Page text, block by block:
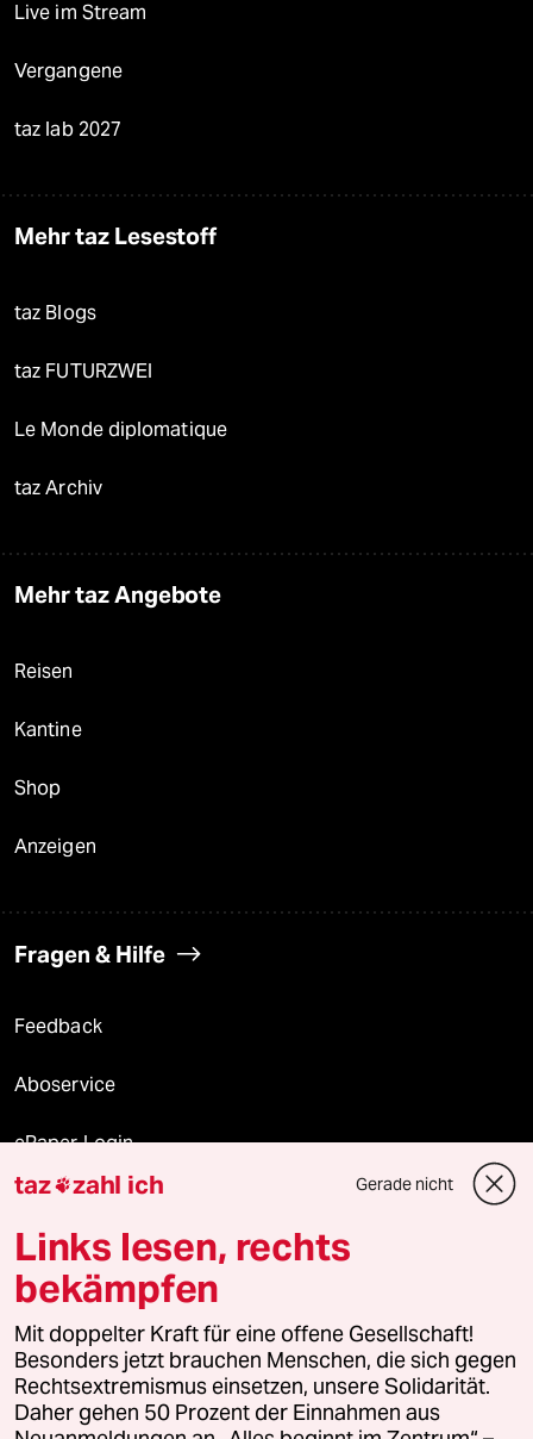
Live im Stream
Vergangene
taz lab 2027
Mehr taz Lesestoff
taz Blogs
taz FUTURZWEI
Le Monde diplomatique
taz Archiv
Mehr taz Angebote
Reisen
Kantine
Shop
Anzeigen
Fragen & Hilfe
Feedback
Aboservice
ePaper Login
Downloads für Abonnierende
© 2026 taz Verlags und Vertriebs GmbH
Alle Rechte vorbehalten. Bei rechtlichen Fragen oder für Genehmigungen
wenden Sie sich bitte an lizenzen@taz.de
Feedback Redaktionsstatut Kommune-Richtlinien
taz zahl ich Gerade nicht
Links lesen, rechts
bekämpfen
Mit doppelter Kraft für eine offene Gesellschaft!
Besonders jetzt brauchen Menschen, die sich gegen
Rechtsextremismus einsetzen, unsere Solidarität.
Daher gehen 50 Prozent der Einnahmen aus